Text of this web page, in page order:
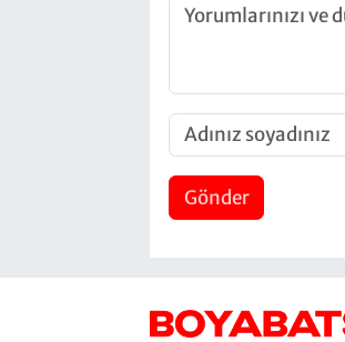
Gönder